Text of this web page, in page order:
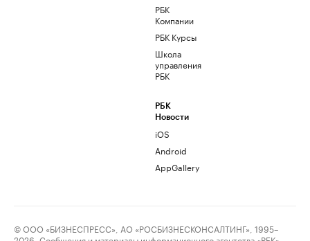
РБК
Компании
РБК Курсы
Школа
управления
РБК
РБК
Новости
iOS
Android
AppGallery
© ООО «БИЗНЕСПРЕСС», АО «РОСБИЗНЕСКОНСАЛТИНГ», 1995–